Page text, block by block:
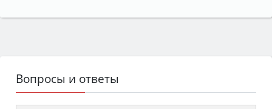
Вопросы и ответы